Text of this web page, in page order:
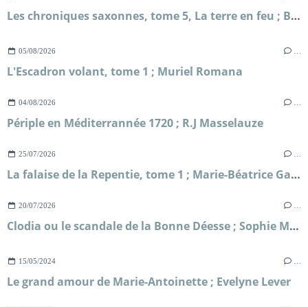
Les chroniques saxonnes, tome 5, La terre en feu ; Bernard Cornwell
05/08/2026
L'Escadron volant, tome 1 ; Muriel Romana
04/08/2026
Périple en Méditerrannée 1720 ; R.J Masselauze
25/07/2026
La falaise de la Repentie, tome 1 ; Marie-Béatrice Gauvin
20/07/2026
Clodia ou le scandale de la Bonne Déesse ; Sophie Malick-Prunier
15/05/2024
Le grand amour de Marie-Antoinette ; Evelyne Lever